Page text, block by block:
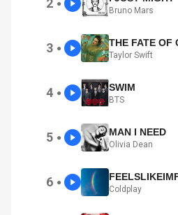
2 ●
Bruno Mars
3 ● THE FATE OF
Taylor Swift
4 ● SWIM
BTS
5 ● MAN I NEED
Olivia Dean
6 ●
Coldplay